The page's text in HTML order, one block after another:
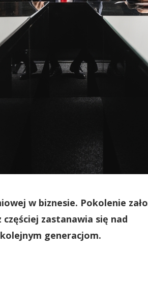
w biznesie. Pokolenie
zastanawia się nad
generacjom.